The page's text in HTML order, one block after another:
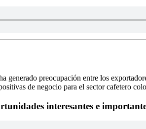
preocupación entre los
de negocio para el sector cafetero
interesantes e